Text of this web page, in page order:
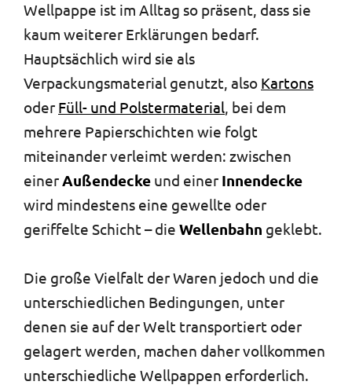
Wellpappe ist im Alltag so präsent, dass sie
kaum weiterer Erklärungen bedarf.
Hauptsächlich wird sie als
Verpackungsmaterial genutzt, also Kartons
oder Füll- und Polstermaterial, bei dem
mehrere Papierschichten wie folgt
miteinander verleimt werden: zwischen
einerAußendecke und einer Innendecke
wird mindestens eine gewellte oder
geriffelte Schicht – die Wellenbahn geklebt.
Die große Vielfalt der Waren jedoch und die
unterschiedlichen Bedingungen, unter
denen sie auf der Welt transportiert oder
gelagert werden, machen daher vollkommen
unterschiedliche Wellpappen erforderlich.